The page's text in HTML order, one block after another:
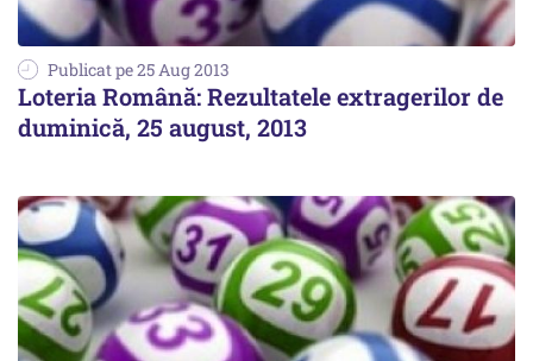
Publicat pe 25 Aug 2013
Loteria Română: Rezultatele extragerilor de
duminică, 25 august, 2013